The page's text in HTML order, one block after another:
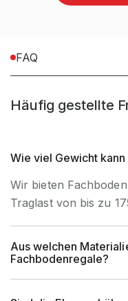
kleinstmögliche
Fachhöhe
Fachhöhe
(mm)
FAQ
Häufig gestellte
Wie viel Gewicht
Wir bieten
Traglast von bis zu
Aus welchen
Fachbodenregale?